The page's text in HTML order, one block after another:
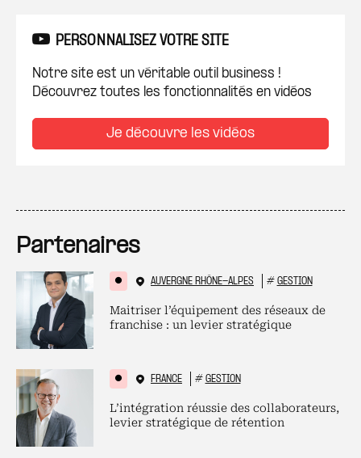
PERSONNALISEZ VOTRE SITE
Notre site est un véritable outil business !
Découvrez toutes les fonctionnalités en vidéos
Je découvre les vidéos
Partenaires
AUVERGNE RHÔNE-ALPES # GESTION
Maitriser l’équipement des réseaux de
franchise : un levier stratégique
FRANCE # GESTION
L’intégration réussie des collaborateurs,
levier stratégique de rétention